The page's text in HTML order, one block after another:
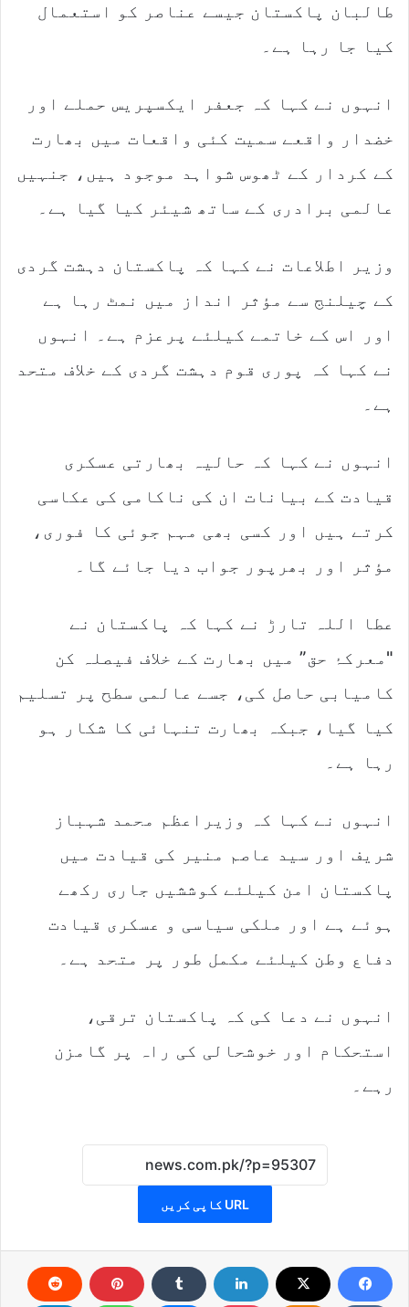
طالبان پاکستان جیسے عناصر کو استعمال
کیا جا رہا ہے۔
انہوں نے کہا کہ جعفر ایکسپریس حملے اور
خضدار واقعے سمیت کئی واقعات میں بھارت
کے کردار کے ٹھوس شواہد موجود ہیں، جنہیں
عالمی برادری کے ساتھ شیئر کیا گیا ہے۔
وزیر اطلاعات نے کہا کہ پاکستان دہشت گردی
کے چیلنج سے مؤثر انداز میں نمٹ رہا ہے
اور اس کے خاتمے کیلئے پرعزم ہے۔ انہوں
نے کہا کہ پوری قوم دہشت گردی کے خلاف متحد
ہے۔
انہوں نے کہا کہ حالیہ بھارتی عسکری
قیادت کے بیانات ان کی ناکامی کی عکاسی
کرتے ہیں اور کسی بھی مہم جوئی کا فوری،
مؤثر اور بھرپور جواب دیا جائے گا۔
عطا اللہ تارڑ نے کہا کہ پاکستان نے
"معرکۂ حق” میں بھارت کے خلاف فیصلہ کن
کامیابی حاصل کی، جسے عالمی سطح پر تسلیم
کیا گیا، جبکہ بھارت تنہائی کا شکار ہو
رہا ہے۔
انہوں نے کہا کہ وزیراعظم محمد شہباز
شریف اور سید عاصم منیر کی قیادت میں
پاکستان امن کیلئے کوششیں جاری رکھے
ہوئے ہے اور ملکی سیاسی و عسکری قیادت
دفاع وطن کیلئے مکمل طور پر متحد ہے۔
انہوں نے دعا کی کہ پاکستان ترقی،
استحکام اور خوشحالی کی راہ پر گامزن
رہے۔
URL کاپی کریں